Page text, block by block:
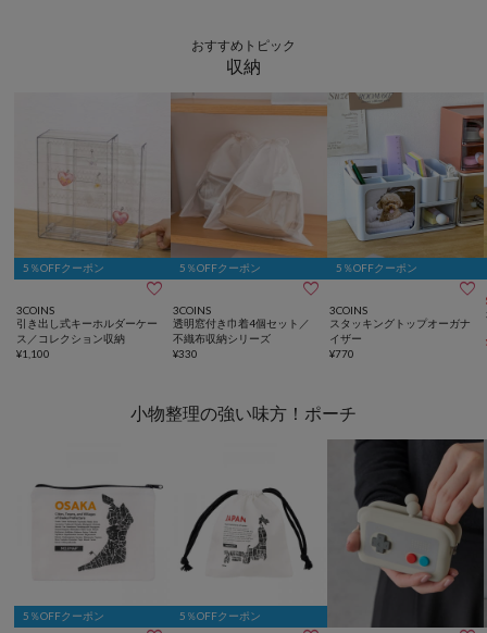
おすすめトピック
収納
5％OFFクーポン

3COINS
引き出し式キーホルダーケー
ス／コレクション収納
¥1,100
5％OFFクーポン

3COINS
透明窓付き巾着4個セット／
不織布収納シリーズ
¥330
5％OFFクーポン

3COINS
スタッキングトップオーガナ
イザー
¥770
小物整理の強い味方！ポーチ
5％OFFクーポン 5％OFFクーポン